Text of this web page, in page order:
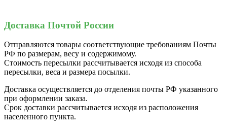
Доставка Почтой России
Отправляются товары соответствующие требованиям Почты
РФ по размерам, весу и содержимому.
Стоимость пересылки рассчитывается исходя из способа
пересылки, веса и размера посылки.
Доставка осуществляется до отделения почты РФ указанного
при оформлении заказа.
Срок доставки рассчитывается исходя из расположения
населенного пункта.